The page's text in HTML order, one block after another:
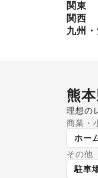
関東
関西
九州
熊
理想の
ショ
商業・
ホー
その他
駐車